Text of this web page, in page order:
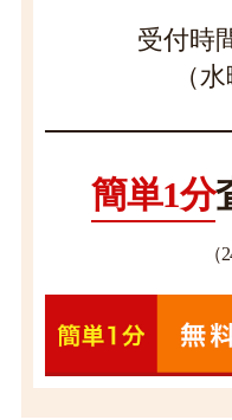
受付時
（
簡単1分
（